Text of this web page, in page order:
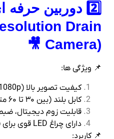
Drain
Camera) 🎥
📌 ویژگی‌ ها:
کیفیت تصویر بالا (1080p یا حتی 4K)
کابل بلند (بین ۳۰ تا ۶۰ متر)
قابلیت زوم دیجیتال،
دارای چراغ LED قوی برای فضاهای تاریک 💡
📌 کاربرد: